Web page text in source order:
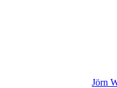
Jörn